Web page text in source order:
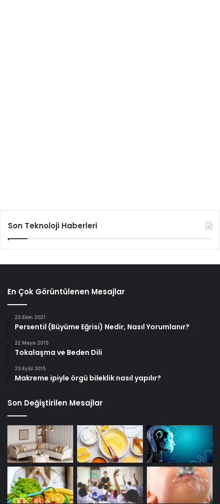
Son Teknoloji Haberleri
En Çok Görüntülenen Mesajlar
23 Ekim 2021
Persentil (Büyüme Eğrisi) Nedir, Nasıl Yorumlanır?
22 Mayıs 2015
Tokalaşma ve Beden Dili
23 Eylül 2015
Makreme ipiyle örgü bileklik nasıl yapılır?
Son Değiştirilen Mesajlar